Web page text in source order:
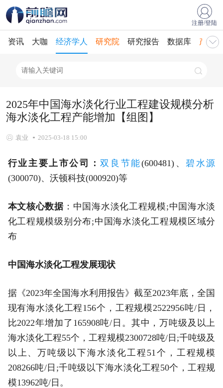
注册/登陆
资讯 大咖 经济学人 研究院 研究报告 数据库 产业
2025年中国海水淡化行业工程建设规模分析
海水淡化工程产能增加【组图】
袁业 2025-03-18 15:00
行业主要上市公司： 双良节能(600481)、 碧水源
(300070)、沃顿科技(000920)等
本文核心数据：中国海水淡化工程规模;中国海水淡
化工程规模级别分布;中国海水淡化工程规模区域分
布
中国海水淡化工程发展现状
据《2023年全国海水利用报告》截至2023年底，全国
现有海水淡化工程156个，工程规模2522956吨/日，
比2022年增加了165908吨/日。其中，万吨级及以上
海水淡化工程55个，工程规模2300728吨/日;千吨级及
以上、万吨级以下海水淡化工程51个，工程规模
208266吨/日;千吨级以下海水淡化工程50个，工程规
模13962吨/日。